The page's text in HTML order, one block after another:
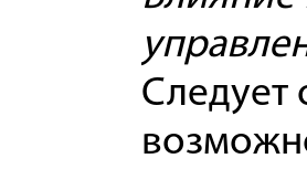
Следует